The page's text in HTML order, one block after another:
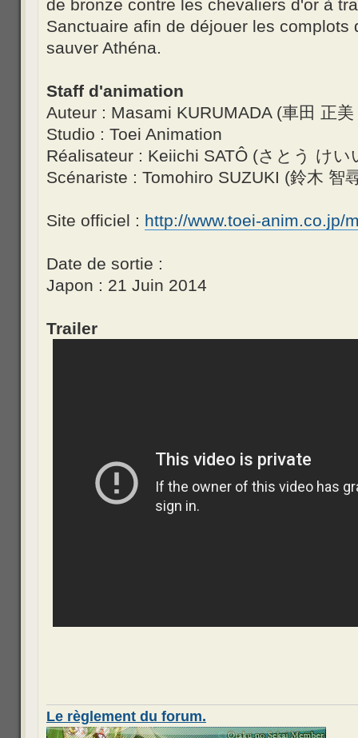
de bronze contre les chevaliers d'or à
Sanctuaire afin de déjouer les complots
sauver Athéna.
Staff d'animation
Auteur : Masami KURUMADA (車田 正
Studio : Toei Animation
Réalisateur : Keiichi SATÔ (さとう け
Scénariste : Tomohiro SUZUKI (鈴木 智
Site officiel : http://www.toei-anim.co.jp/
Date de sortie :
Japon : 21 Juin 2014
Trailer
Le règlement du forum.